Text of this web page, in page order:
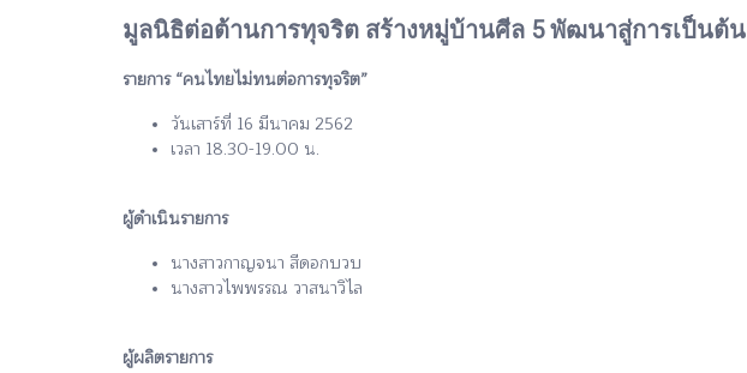
มูลนิธิต่อต้านการทุจริต สร้างหมู่บ้านศีล 5 พัฒนาสู่การเป็นต้
รายการ “คนไทยไม่ทนต่อการทุจริต”
วันเสาร์ที่ 16 มีนาคม 2562
เวลา 18.30-19.00 น.
ผู้ดำเนินรายการ
นางสาวกาญจนา สีดอกบวบ
นางสาวไพพรรณ วาสนาวิไล
ผู้ผลิตรายการ